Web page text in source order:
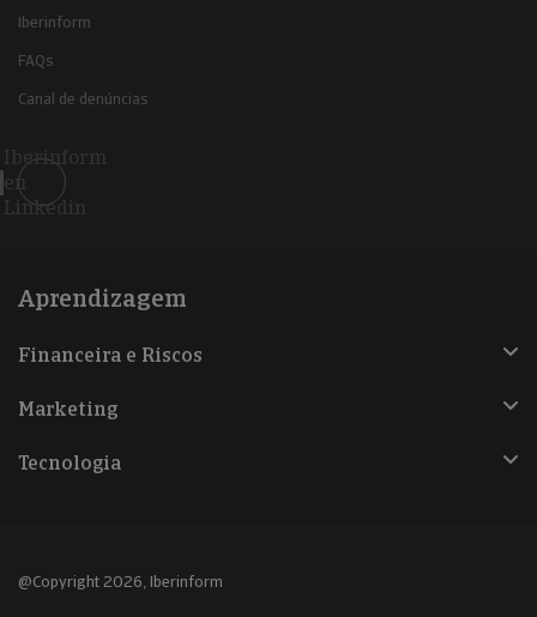
Iberinform
FAQs
Canal de denúncias
Iberinform
en
Linkedin
Aprendizagem
Financeira e Riscos
Marketing
Tecnologia
@Copyright 2026, Iberinform